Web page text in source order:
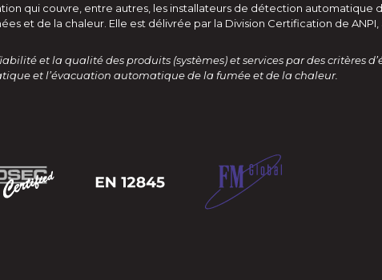
qui couvre, entre autres, les installateurs de détection automatique
et de la chaleur. Elle est délivrée par la Division Certification de ANPI,
et la qualité des produits (systèmes) et services par des critères
et l’évacuation automatique de la fumée et de la chaleur.